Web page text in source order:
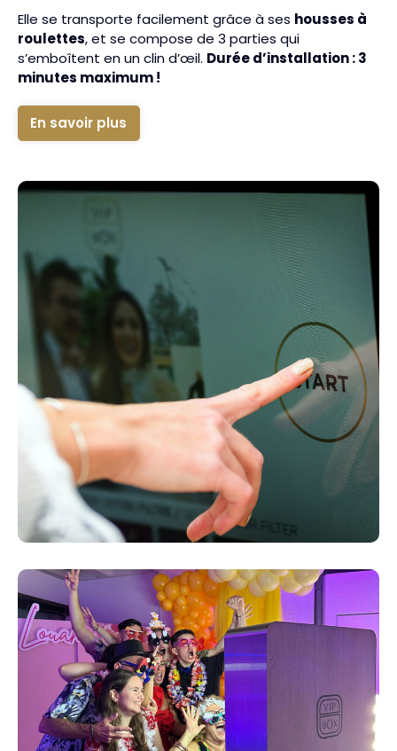
Elle se transporte facilement grâce à ses housses à
roulettes, et se compose de 3 parties qui
s’emboîtent en un clin d’œil. Durée d’installation : 3
minutes maximum !
En savoir plus